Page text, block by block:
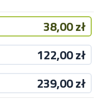
38,00 zł
122,00 zł
239,00 zł